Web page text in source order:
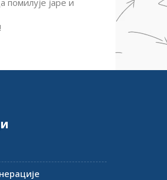
помилује јаре и